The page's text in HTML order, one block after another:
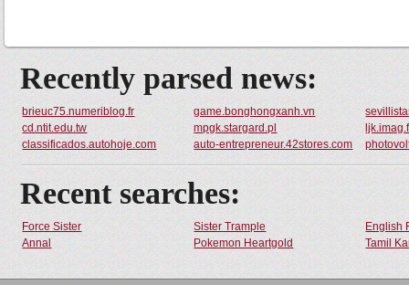
Recently parsed news:
brieuc75.numeriblog.fr game.bonghongxanh.vn
cd.ntit.edu.tw
mpgk.stargard.pl
classificados.autohoje.com
auto-entrepreneur.42stores.com
Recent searches:
Force Sister Sister Trample
English
Annal
Pokemon Heartgold Tamil